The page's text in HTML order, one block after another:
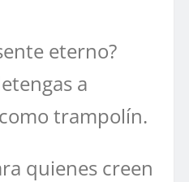
eterno?
a
trampolín.
quienes creen